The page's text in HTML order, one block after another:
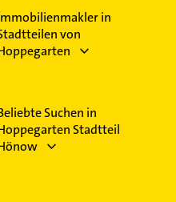
in
von
Suchen in
Stadtteil